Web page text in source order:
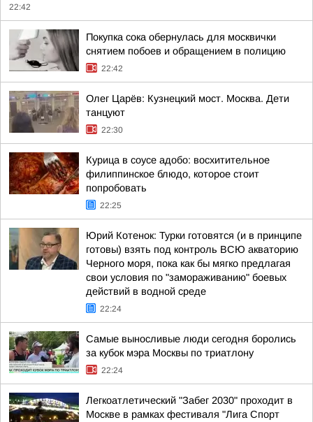
22:42
Покупка сока обернулась для москвички
снятием побоев и обращением в полицию
22:42
Олег Царёв: Кузнецкий мост. Москва. Дети
танцуют
22:30
Курица в соусе адобо: восхитительное
филиппинское блюдо, которое стоит
попробовать
22:25
Юрий Котенок: Турки готовятся (и в принципе
готовы) взять под контроль ВСЮ акваторию
Черного моря, пока как бы мягко предлагая
свои условия по "замораживанию" боевых
действий в водной среде
22:24
Самые выносливые люди сегодня боролись
за кубок мэра Москвы по триатлону
22:24
Легкоатлетический "Забег 2030" проходит в
Москве в рамках фестиваля "Лига Спорт